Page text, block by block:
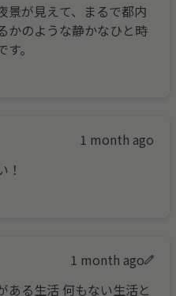
景が見えて、まるで都内
かのような静かなひと時
。
1 month ago
！
1 month ago
ある生活 何もない生活と